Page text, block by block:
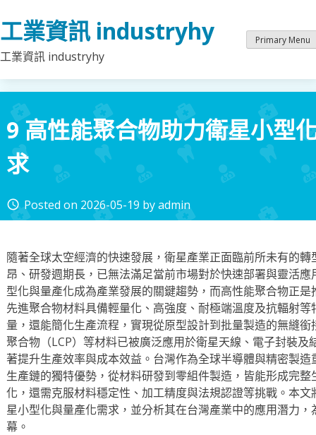
to
content
工業資訊 industryhy
工業資訊 industryhy
Primary Menu
9 高性能聚合物助力衛星小型
求
access_time Posted on 2026-05-19 byadmin
隨著全球太空經濟的快速發展，衛星產業正面臨前所未有的
昂、研發週期長，已無法滿足當前市場對於快速部署與靈活
型化與量產化成為產業發展的關鍵趨勢，而高性能聚合物正
先進聚合物材料具備輕量化、高強度、耐極端溫度及抗輻射
量，還能簡化生產流程，實現從原型設計到批量製造的無縫
聚合物（LCP）等材料已被廣泛應用於衛星天線、電子封裝
著提升生產效率與成本效益。台灣作為全球半導體與精密製
生產鏈的獨特優勢，從材料研發到零組件製造，皆能形成完
化，還需克服材料穩定性、加工精度與法規認證等挑戰。本
星小型化與量產化需求，並分析其在台灣產業中的應用潛力
幕。